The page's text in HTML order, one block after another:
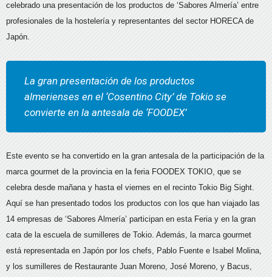
celebrado una presentación de los productos de ‘Sabores Almería’ entre
profesionales de la hostelería y representantes del sector HORECA de
Japón.
La gran presentación de los productos
almerienses en el ‘Cosentino City’ de Tokio se
convierte en la antesala de ‘FOODEX’
Este evento se ha convertido en la gran antesala de la participación de la
marca gourmet de la provincia en la feria FOODEX TOKIO, que se
celebra desde mañana y hasta el viernes en el recinto Tokio Big Sight.
Aquí se han presentado todos los productos con los que han viajado las
14 empresas de ‘Sabores Almería’ participan en esta Feria y en la gran
cata de la escuela de sumilleres de Tokio. Además, la marca gourmet
está representada en Japón por los chefs, Pablo Fuente e Isabel Molina,
y los sumilleres de Restaurante Juan Moreno, José Moreno, y Bacus,